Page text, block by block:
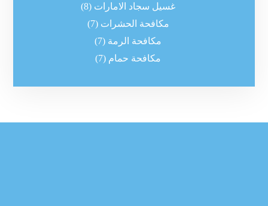
غسيل سجاد الامارات (8)
مكافحة الحشرات (7)
مكافحة الرمة (7)
مكافحة حمام (7)